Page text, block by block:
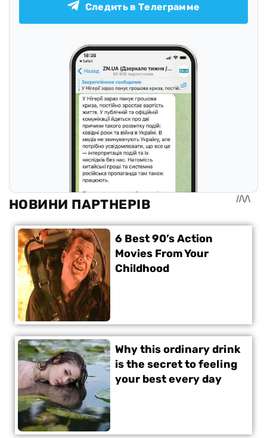
Следить в Телеграмме